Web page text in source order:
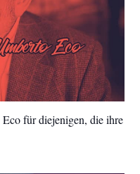
für diejenigen, die ihre